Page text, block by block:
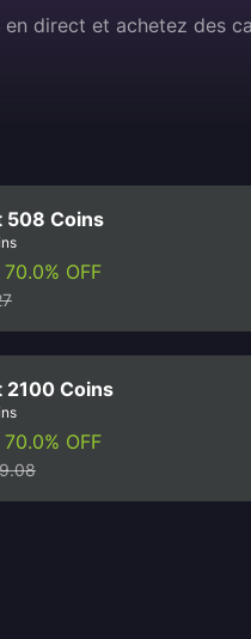
direct et achetez des
508 Coins
OFF
2100 Coins
OFF